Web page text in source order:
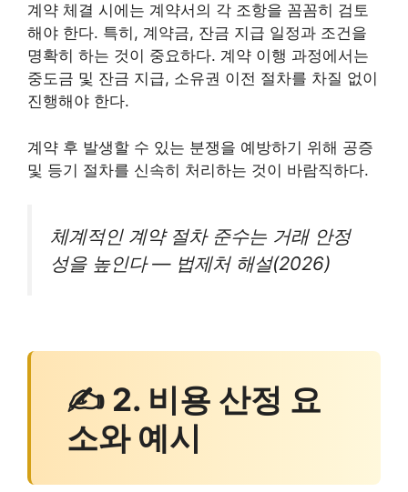
계약 체결 시에는 계약서의 각 조항을 꼼꼼히 검토
해야 한다. 특히, 계약금, 잔금 지급 일정과 조건을
명확히 하는 것이 중요하다. 계약 이행 과정에서는
중도금 및 잔금 지급, 소유권 이전 절차를 차질 없이
진행해야 한다.
계약 후 발생할 수 있는 분쟁을 예방하기 위해 공증
및 등기 절차를 신속히 처리하는 것이 바람직하다.
체계적인 계약 절차 준수는 거래 안정
성을 높인다 — 법제처 해설(2026)
✍ 2. 비용 산정 요
소와 예시